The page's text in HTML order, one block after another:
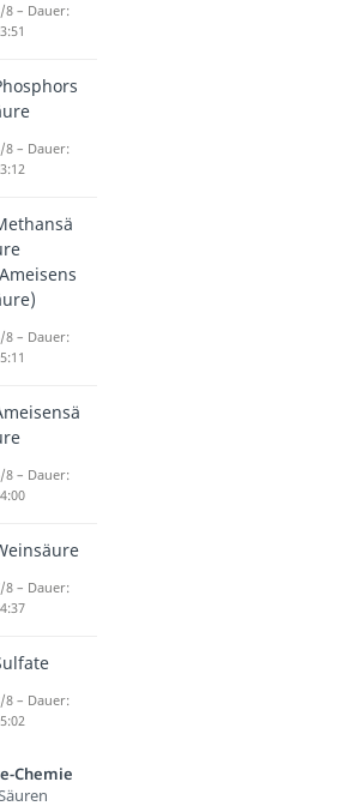
8 – Dauer:
8 – Dauer:
8 – Dauer:
8 – Dauer:
8 – Dauer:
8 – Dauer:
Chemie